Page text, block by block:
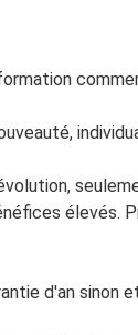
élevés.
d'an sinon